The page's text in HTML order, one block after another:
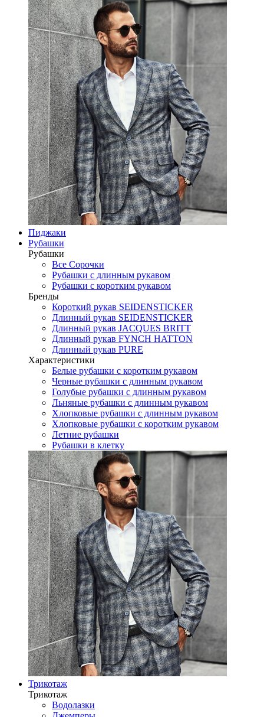
Пиджаки
Рубашки
Рубашки
Все Сорочки
Рубашки с длинным рукавом
Рубашки с коротким рукавом
Бренды
Короткий рукав SEIDENSTICKER
Длинный рукав SEIDENSTICKER
Длинный рукав JAСQUES BRITT
Длинный рукав FYNCH HATTON
Длинный рукав PURE
Характеристики
Белые рубашки с коротким рукавом
Черные рубашки с длинным рукавом
Голубые рубашки с длинным рукавом
Льняные рубашки с длинным рукавом
Хлопковые рубашки с длинным рукавом
Хлопковые рубашки с коротким рукавом
Летние рубашки
Рубашки в клетку
Трикотаж
Трикотаж
Водолазки